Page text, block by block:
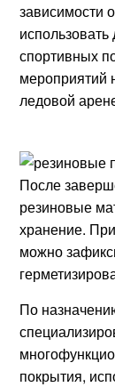
зависимости
спортивных
мероприятий
ледовой
После
резиновые
хранение.
можно
По
покрытия,